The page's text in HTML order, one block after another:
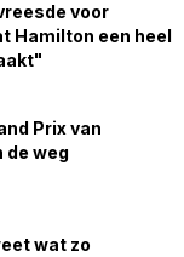
voor
Hamilton een heel
Prix van
de weg
wat zo